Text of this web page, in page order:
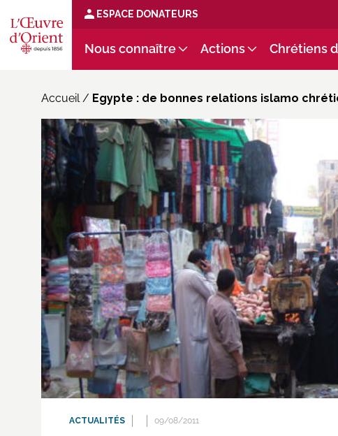
ESPACE DONATEURS
Nous connaître Actions Chrétiens
Accueil/ Egypte : de bonnes relations islamo
ACTUALITÉS 09/08/2011